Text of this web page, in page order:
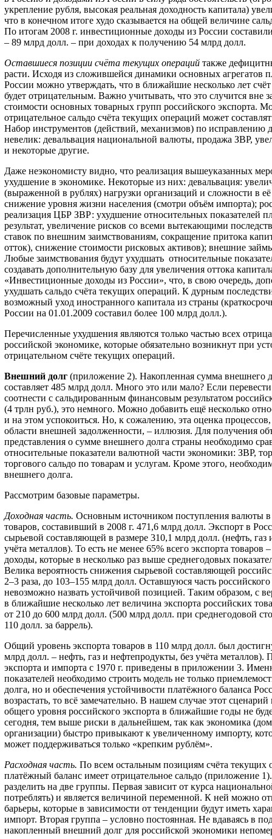
укрепление рубля, высокая реальная доходность капитала)
что в конечном итоге худо сказывается на общей величине
По итогам 2008 г. инвестиционные доходы из России
– 89 млрд долл. – при доходах к получению 54 млрд долл.
Оставшиеся позиции счёта текущих операций также
расти. Исходя из сложившейся динамики основных агрегатов
России можно утверждать, что в ближайшие несколько лет
будет отрицательным. Важно учитывать, что это случится вне
стоимости основных товарных групп российского экспорта.
отрицательное сальдо счёта текущих операций может
Набор инструментов (действий, механизмов) по исправлению
невелик: девальвация национальной валюты, продажа ЗВР,
и некоторые другие.
Даже неэкономисту видно, что реализация вышеуказанных
ухудшение в экономике. Некоторые из них: девальвация:
(выраженной в рублях) нагрузки организаций и сложности в
снижение уровня жизни населения (смотри объём импорта);
реализация ЦБР ЗВР: ухудшение относительных показателей
результат, увеличение рисков со всеми вытекающими
ставок по внешним заимствованиям, сокращение притока
отток), снижение стоимости рисковых активов); внешние
Любые заимствования будут ухудшать относительные
создавать дополнительную базу для увеличения оттока
«Инвестиционные доходы из России», что, в свою очередь,
ухудшать сальдо счёта текущих операций. К дурным
возможный уход иностранного капитала из страны
России на 01.01.2009 составил более 100 млрд долл.).
Перечисленные ухудшения являются только частью всех
российской экономике, которые обязательно возникнут при
отрицательном счёте текущих операций.
Внешний долг (приложение 2). Накопленная сумма внешнего
составляет 485 млрд долл. Много это или мало? Если
соотнести с сальдированным финансовым результатом
(4 трлн руб.), это немного. Можно добавить ещё несколько
и на этом успокоиться. Но, к сожалению, эта оценка
области внешней задолженности, – иллюзия. Для получения
представления о сумме внешнего долга страны необходимо
относительные показатели валютной части экономики: ЗВР,
торгового сальдо по товарам и услугам. Кроме этого,
внешнего долга.
Рассмотрим базовые параметры.
Доходная часть. Основным источником поступления валюты в
товаров, составивший в 2008 г. 471,6 млрд долл. Экспорт в
сырьевой составляющей в размере 310,1 млрд долл. (нефть, газ
учёта металлов). То есть не менее 65% всего экспорта товаров
доходы, которые в несколько раз выше среднегодовых
Велика вероятность снижения сырьевой составляющей
2–3 раза, до 103–155 млрд долл. Оставшуюся часть
невозможно назвать устойчивой позицией. Таким образом, с
в ближайшие несколько лет величина экспорта российских
от 210 до 600 млрд долл. (500 млрд долл. при среднегодовой
110 долл. за баррель).
Общий уровень экспорта товаров в 110 млрд долл. был
млрд долл. – нефть, газ и нефтепродукты, без учёта металлов).
экспорта и импорта с 1970 г. приведены в приложении 3.
показателей необходимо строить модель не только
долга, но и обеспечения устойчивости платёжного баланса
возрастать, то всё замечательно. В нашем случае этот сценарий
общего уровня российского экспорта в ближайшие годы не
сегодня, тем выше риски в дальнейшем, так как экономика
организации) быстро привыкают к увеличенному импорту,
может поддерживаться только «крепким рублём».
Расходная часть. По всем остальным позициям счёта текущих
платёжный баланс имеет отрицательное сальдо (приложение
разделить на две группы. Первая зависит от курса
потреблять) и является величиной переменной. К ней можно
барьеры, которые в зависимости от тенденции будут иметь
импорт. Вторая группа – условно постоянная. Не вдаваясь в
накопленный внешний долг для российской экономики